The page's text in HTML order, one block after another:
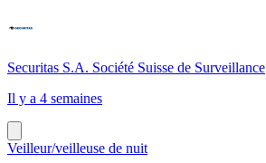
Securitas S.A. Société Suisse de Surveillance
Il y a 4 semaines
Veilleur/veilleuse de nuit